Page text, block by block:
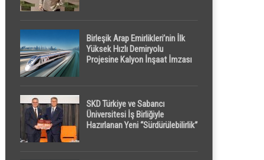
Birleşik Arap Emirlikleri’nin İlk
Yüksek Hızlı Demiryolu
Projesine Kalyon İnşaat İmzası
SKD Türkiye ve Sabancı
Üniversitesi İş Birliğiyle
Hazırlanan Yeni “Sürdürülebilirlik”